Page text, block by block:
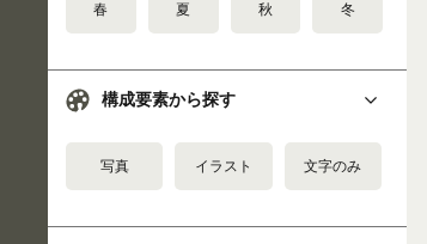
春 夏 秋 冬
構成要素から探す
写真 イラスト 文字のみ